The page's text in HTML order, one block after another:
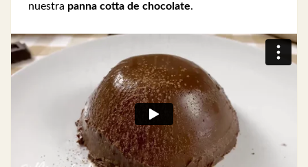
nuestra panna cotta de chocolate.